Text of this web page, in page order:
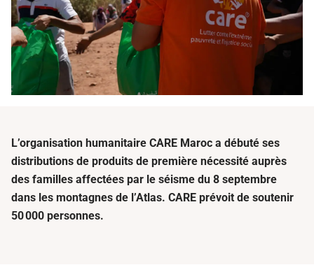
L’organisation humanitaire CARE Maroc a débuté ses
distributions de produits de première nécessité auprès
des familles affectées par le séisme du 8 septembre
dans les montagnes de l’Atlas. CARE prévoit de soutenir
50 000 personnes.